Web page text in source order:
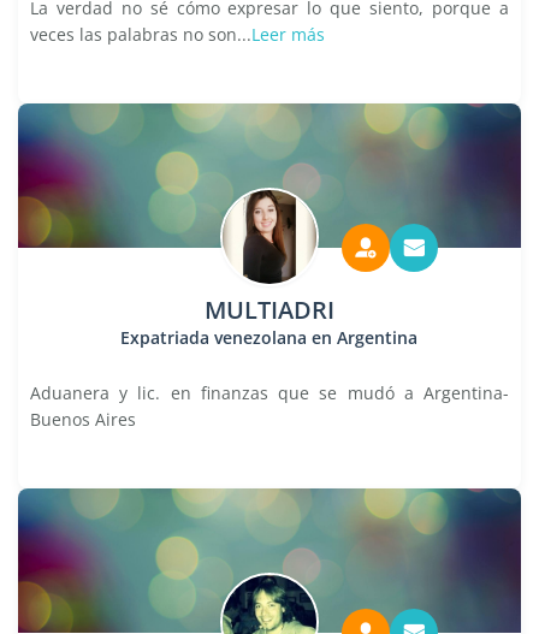
La verdad no sé cómo expresar lo que siento, porque a
veces las palabras no son...Leer más
MULTIADRI
Expatriada venezolana en Argentina
Aduanera y lic. en finanzas que se mudó a Argentina-
Buenos Aires